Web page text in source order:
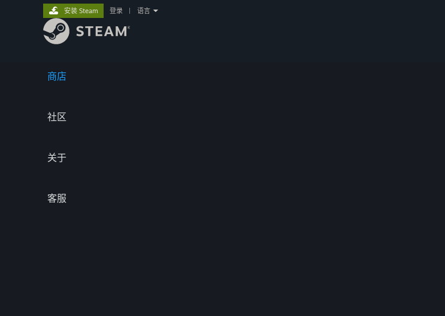
商店
社区
关于
客服
安装 Steam 登录 语言